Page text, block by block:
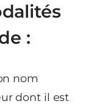
:
nom
dont il est